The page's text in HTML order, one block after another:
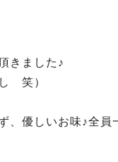
きました♪
笑）
、優しいお味♪全員